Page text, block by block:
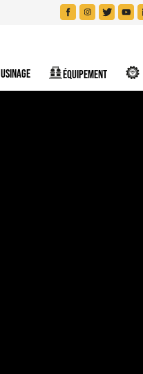
USINAGE ÉQUIPEMENT